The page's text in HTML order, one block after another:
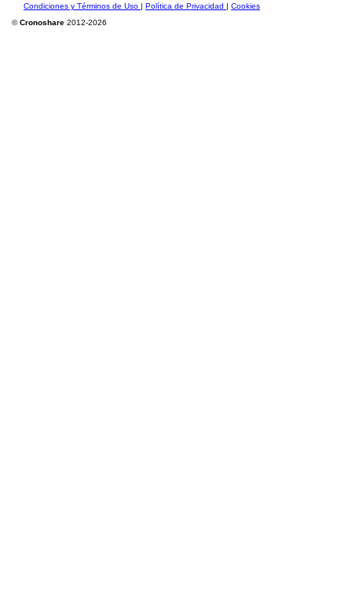
Condiciones y Términos de Uso | Política de Privacidad | Cookies
©Cronoshare 2012-2026